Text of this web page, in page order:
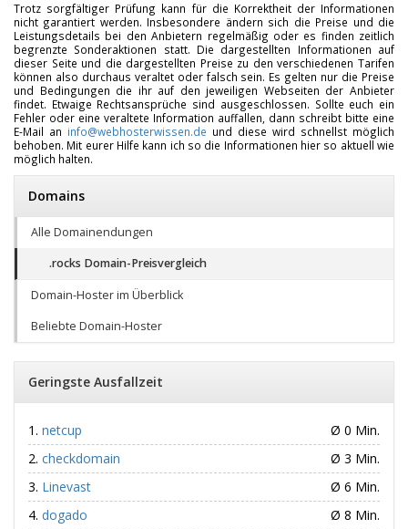
Trotz sorgfältiger Prüfung kann für die Korrektheit der Informationen
nicht garantiert werden. Insbesondere ändern sich die Preise und die
Leistungsdetails bei den Anbietern regelmäßig oder es finden zeitlich
begrenzte Sonderaktionen statt. Die dargestellten Informationen auf
dieser Seite und die dargestellten Preise zu den verschiedenen Tarifen
können also durchaus veraltet oder falsch sein. Es gelten nur die Preise
und Bedingungen die ihr auf den jeweiligen Webseiten der Anbieter
findet. Etwaige Rechtsansprüche sind ausgeschlossen. Sollte euch ein
Fehler oder eine veraltete Information auffallen, dann schreibt bitte eine
E-Mail an info@webhosterwissen.de und diese wird schnellst möglich
behoben. Mit eurer Hilfe kann ich so die Informationen hier so aktuell wie
möglich halten.
Domains
Alle Domainendungen
.rocks Domain-Preisvergleich
Domain-Hoster im Überblick
Beliebte Domain-Hoster
Geringste Ausfallzeit
netcup
Ø 0 Min.
checkdomain
Ø 3 Min.
Linevast
Ø 6 Min.
dogado
Ø 8 Min.